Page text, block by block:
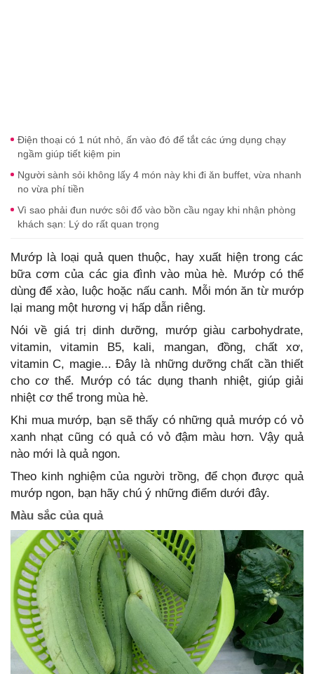
Điện thoại có 1 nút nhỏ, ấn vào đó để tắt các ứng dụng chạy
ngầm giúp tiết kiệm pin
Người sành sỏi không lấy 4 món này khi đi ăn buffet, vừa nhanh
no vừa phí tiền
Vì sao phải đun nước sôi đổ vào bồn cầu ngay khi nhận phòng
khách sạn: Lý do rất quan trọng
Mướp là loại quả quen thuộc, hay xuất hiện trong các
bữa cơm của các gia đình vào mùa hè. Mướp có thể
dùng để xào, luộc hoặc nấu canh. Mỗi món ăn từ mướp
lại mang một hương vị hấp dẫn riêng.
Nói về giá trị dinh dưỡng, mướp giàu carbohydrate,
vitamin, vitamin B5, kali, mangan, đồng, chất xơ,
vitamin C, magie... Đây là những dưỡng chất cần thiết
cho cơ thể. Mướp có tác dụng thanh nhiệt, giúp giải
nhiệt cơ thể trong mùa hè.
Khi mua mướp, bạn sẽ thấy có những quả mướp có vỏ
xanh nhạt cũng có quả có vỏ đậm màu hơn. Vậy quả
nào mới là quả ngon.
Theo kinh nghiệm của người trồng, để chọn được quả
mướp ngon, bạn hãy chú ý những điểm dưới đây.
Màu sắc của quả